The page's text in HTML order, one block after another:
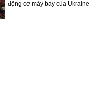
động cơ máy bay của Ukraine